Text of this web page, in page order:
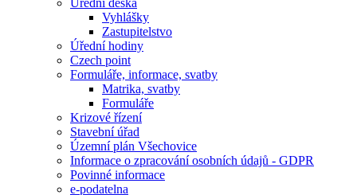
Úřední deska
Vyhlášky
Zastupitelstvo
Úřední hodiny
Czech point
Formuláře, informace, svatby
Matrika, svatby
Formuláře
Krizové řízení
Stavební úřad
Územní plán Všechovice
Informace o zpracování osobních údajů - GDPR
Povinné informace
e-podatelna